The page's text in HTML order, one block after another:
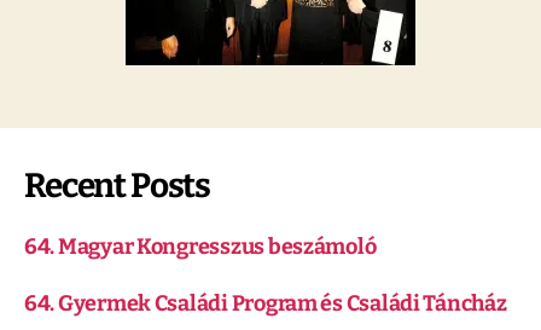
Recent Posts
64. Magyar Kongresszus beszámoló
64. Gyermek Családi Program és Családi Táncház